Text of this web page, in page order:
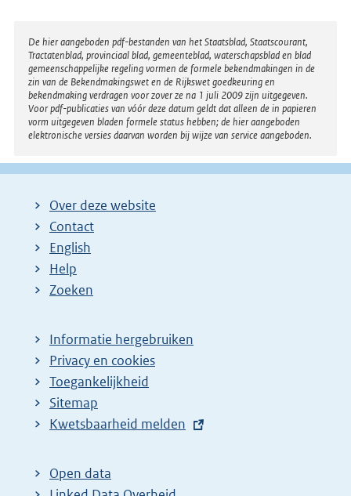
Disclaimer
De hier aangeboden pdf-bestanden van het Staatsblad, Staatscourant,
Tractatenblad, provinciaal blad, gemeenteblad, waterschapsblad en blad
gemeenschappelijke regeling vormen de formele bekendmakingen in de
zin van de Bekendmakingswet en de Rijkswet goedkeuring en
bekendmaking verdragen voor zover ze na 1 juli 2009 zijn uitgegeven.
Voor pdf-publicaties van vóór deze datum geldt dat alleen de in papieren
vorm uitgegeven bladen formele status hebben; de hier aangeboden
elektronische versies daarvan worden bij wijze van service aangeboden.
Over deze website
Contact
English
Help
Zoeken
Informatie hergebruiken
Privacy en cookies
Toegankelijkheid
Sitemap
E
t
e
Kwetsbaarheid melden
Open data